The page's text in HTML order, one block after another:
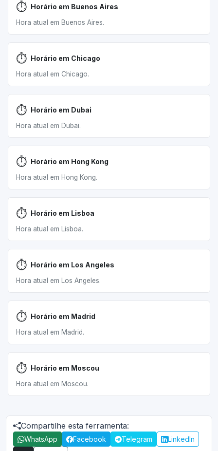
⏱️ Horário em Buenos Aires
Hora atual em Buenos Aires.
⏱️ Horário em Chicago
Hora atual em Chicago.
⏱️ Horário em Dubai
Hora atual em Dubai.
⏱️ Horário em Hong Kong
Hora atual em Hong Kong.
⏱️ Horário em Lisboa
Hora atual em Lisboa.
⏱️ Horário em Los Angeles
Hora atual em Los Angeles.
⏱️ Horário em Madrid
Hora atual em Madrid.
⏱️ Horário em Moscou
Hora atual em Moscou.
Compartilhe esta ferramenta:
WhatsApp Facebook Telegram
LinkedIn